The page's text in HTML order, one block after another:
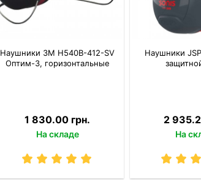
Наушники 3M H540B-412-SV
Оптим-3, горизонтальные
1 830.00 грн.
На складе
Наушники
2
На